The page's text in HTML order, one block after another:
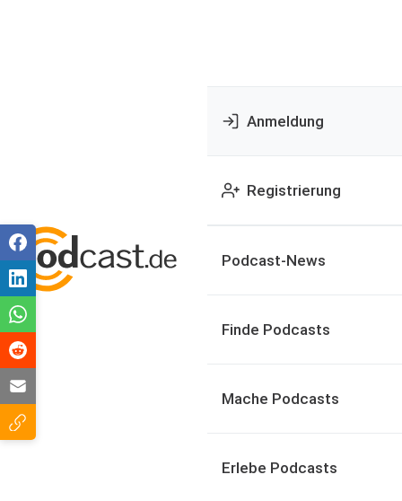
Anmeldung
Registrierung
Podcast-News
Finde Podcasts
Mache Podcasts
Erlebe Podcasts